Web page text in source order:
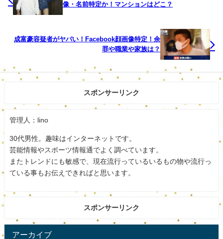
れくらいなら盗んでもいいと思った。警備員が強い
います。
まずは逮捕されてよかったですね。
社長という立場の人が万引きとビックリです。
しっかり認めて反省してほしいですね。
スポンサードリンク
像・名前特定か！マンションはどこ？
成富豪容疑者がヤバい！Facebook顔画像特定！余
罪や職業や家族は？
スポンサーリンク
管理人：lino
30代男性。趣味はインターネットです。
芸能情報やスポーツ情報通でよく調べています。
またトレンドにも敏感で、現在流行っているいるもの物や流行っ
ている事もお伝えできればと思います。
スポンサーリンク
アーカイブ